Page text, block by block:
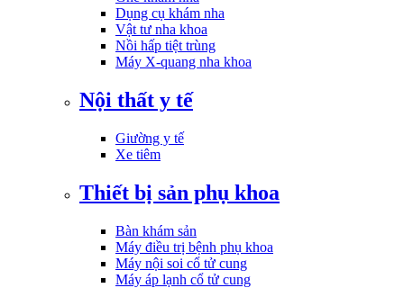
Dụng cụ khám nha
Vật tư nha khoa
Nồi hấp tiệt trùng
Máy X-quang nha khoa
Nội thất y tế
Giường y tế
Xe tiêm
Thiết bị sản phụ khoa
Bàn khám sản
Máy điều trị bệnh phụ khoa
Máy nội soi cổ tử cung
Máy áp lạnh cổ tử cung